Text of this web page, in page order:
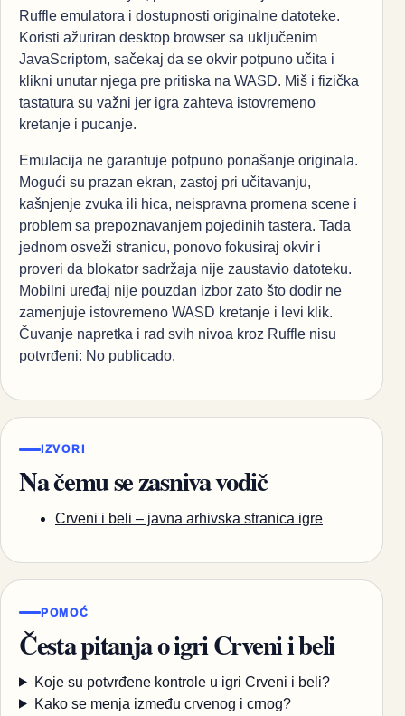
Ruffle emulatora i dostupnosti originalne datoteke.
Koristi ažuriran desktop browser sa uključenim
JavaScriptom, sačekaj da se okvir potpuno učita i
klikni unutar njega pre pritiska na WASD. Miš i fizička
tastatura su važni jer igra zahteva istovremeno
kretanje i pucanje.
Emulacija ne garantuje potpuno ponašanje originala.
Mogući su prazan ekran, zastoj pri učitavanju,
kašnjenje zvuka ili hica, neispravna promena scene i
problem sa prepoznavanjem pojedinih tastera. Tada
jednom osveži stranicu, ponovo fokusiraj okvir i
proveri da blokator sadržaja nije zaustavio datoteku.
Mobilni uređaj nije pouzdan izbor zato što dodir ne
zamenjuje istovremeno WASD kretanje i levi klik.
Čuvanje napretka i rad svih nivoa kroz Ruffle nisu
potvrđeni: No publicado.
IZVORI
Na čemu se zasniva vodič
Crveni i beli – javna arhivska stranica igre
POMOĆ
Česta pitanja o igri Crveni i beli
Koje su potvrđene kontrole u igri Crveni i beli?
Kako se menja između crvenog i crnog?